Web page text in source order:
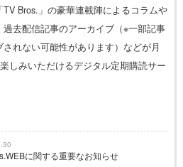
TV Bros.」の豪華連載陣によるコラムや
過去配信記事のアーカイブ（※一部記事
されない可能性があります）などが月
しみいただけるデジタル定期購読サー
に関する重要なお知らせ